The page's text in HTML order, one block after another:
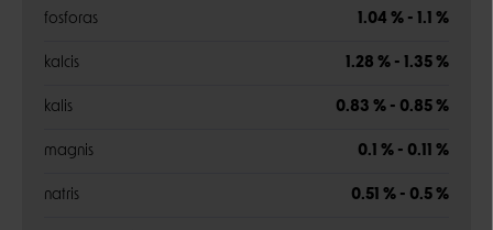
fosforas 1.04 % - 1.1 %
kalcis 1.28 % - 1.35 %
kalis 0.83 % - 0.85 %
magnis 0.1 % - 0.11 %
natris 0.51 % - 0.5 %